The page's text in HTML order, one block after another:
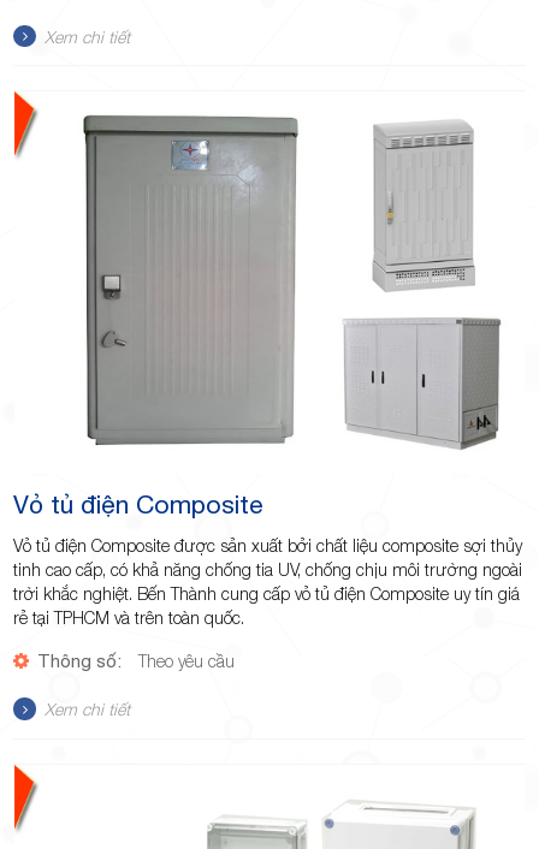
Xem chi tiết
Vỏ tủ điện Composite
Vỏ tủ điện Composite được sản xuất bởi chất liệu composite sợi thủy
tinh cao cấp, có khả năng chống tia UV, chống chịu môi trường ngoài
trời khắc nghiệt. Bến Thành cung cấp vỏ tủ điện Composite uy tín giá
rẻ tại TPHCM và trên toàn quốc.
Thông số: Theo yêu cầu
Xem chi tiết